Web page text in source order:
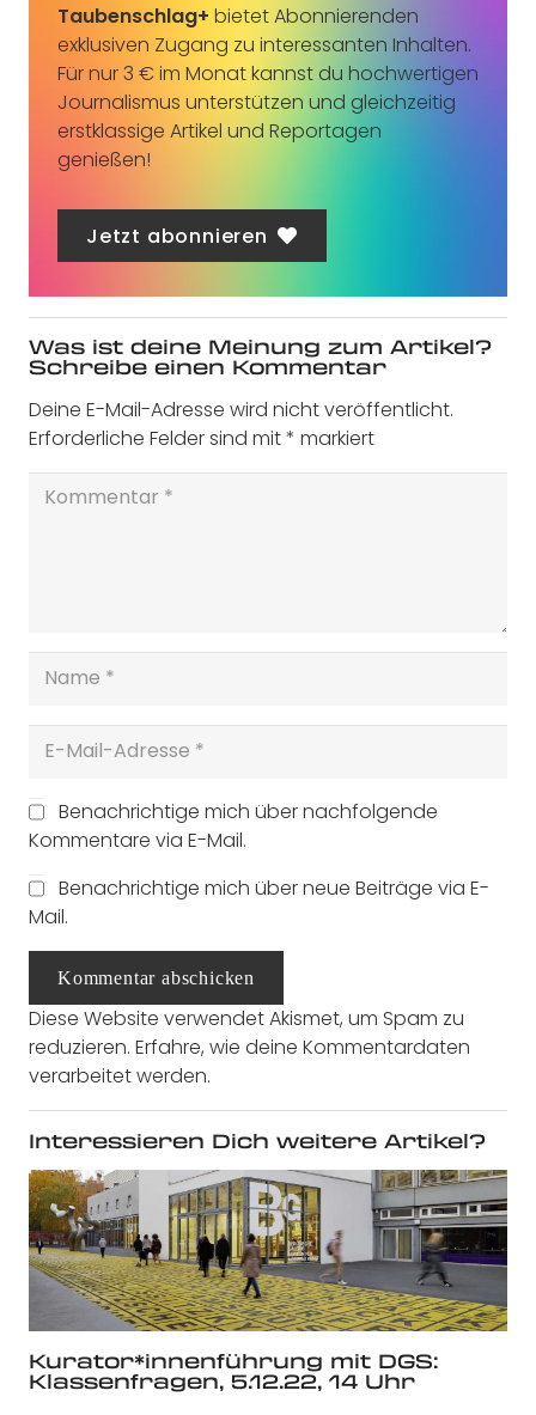
Taubenschlag+ bietet Abonnierenden
exklusiven Zugang zu interessanten Inhalten.
Für nur 3 € im Monat kannst du hochwertigen
Journalismus unterstützen und gleichzeitig
erstklassige Artikel und Reportagen
genießen!
Jetzt abonnieren
Was ist deine Meinung zum Artikel?
Schreibe einen Kommentar
Deine E-Mail-Adresse wird nicht veröffentlicht.
Erforderliche Felder sind mit* markiert
Benachrichtige mich über nachfolgende
Kommentare via E-Mail.
Benachrichtige mich über neue Beiträge via E-
Mail.
Kommentar abschicken
Diese Website verwendet Akismet, um Spam zu
reduzieren. Erfahre, wie deine Kommentardaten
verarbeitet werden.
Interessieren Dich weitere Artikel?
Kurator*innenführung mit DGS:
Klassenfragen, 5.12.22, 14 Uhr